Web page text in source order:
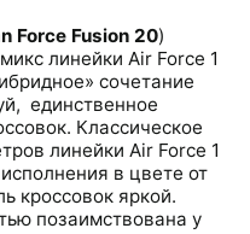
Force Fusion 20)
линейки Air Force 1
сочетание
единственное
Классическое
линейки Air Force 1
в цвете от
кроссовок яркой.
позаимствована у